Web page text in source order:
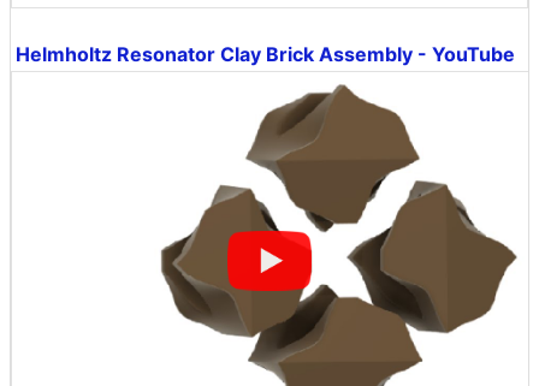
Helmholtz Resonator Clay Brick Assembly - YouTube